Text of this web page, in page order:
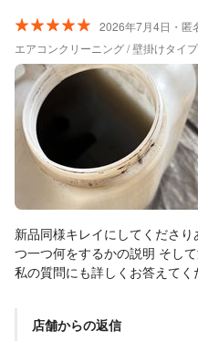
方だなと思いました。 また、他のエアコンのクリーニングも検討
する際には迷わずリピートさせ
いました！
2026年7月4日・匿
エアコンクリーニング / 壁掛けタイプ
新品同様キレイにしてくださ
つ一つ何をするかの説明 そし
私の質問にも詳しくお答えて
次回もお願いしたいし、知り
店舗からの返信